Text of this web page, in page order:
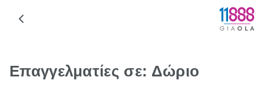
Επαγγελματίες σε: Δώριο